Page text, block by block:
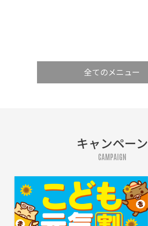
全てのメニュー
キャンペーン
CAMPAIGN